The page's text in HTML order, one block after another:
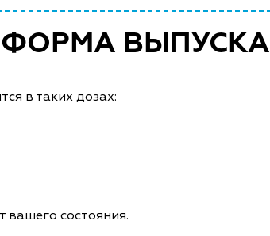
ВЫПУСКА
в таких дозах:
вашего состояния.